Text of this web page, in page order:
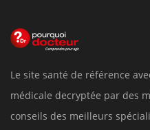
Le site santé de référence
médicale decryptée par des
conseils des meilleurs